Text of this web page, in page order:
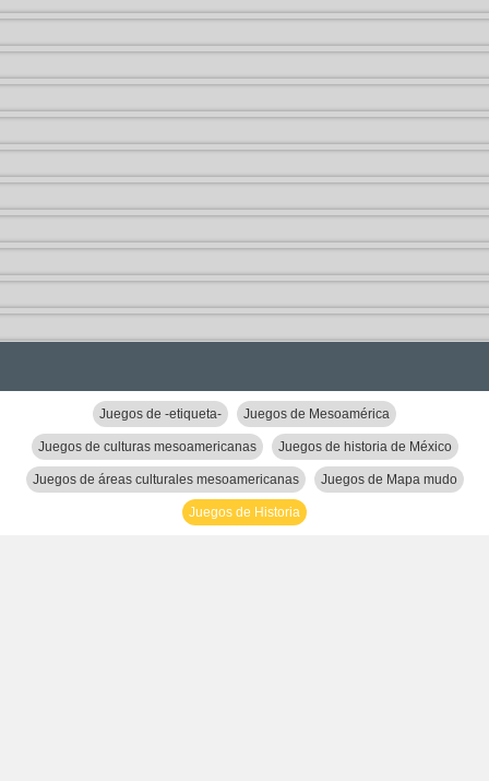
Juegos de -etiqueta- Juegos de Mesoamérica
Juegos de culturas mesoamericanas Juegos de historia de México
Juegos de áreas culturales mesoamericanas Juegos de Mapa mudo
Juegos de Historia